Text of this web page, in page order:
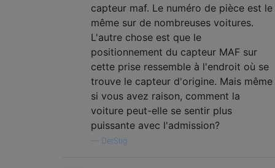
capteur maf. Le numéro de pièce est le
même sur de nombreuses voitures.
L'autre chose est que le
positionnement du capteur MAF sur
cette prise ressemble à l'endroit où se
trouve le capteur d'origine. Mais même
si vous avez raison, comment la
voiture peut-elle se sentir plus
puissante avec l'admission?
DerStig